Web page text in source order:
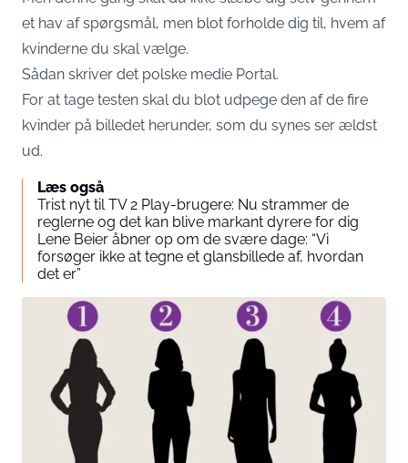
et hav af spørgsmål, men blot forholde dig til, hvem af
kvinderne du skal vælge.
Sådan skriver det polske medie Portal.
For at tage testen skal du blot udpege den af de fire
kvinder på billedet herunder, som du synes ser ældst
ud.
Læs også
Trist nyt til TV 2 Play-brugere: Nu strammer de
reglerne og det kan blive markant dyrere for dig
Lene Beier åbner op om de svære dage: “Vi
forsøger ikke at tegne et glansbillede af, hvordan
det er”